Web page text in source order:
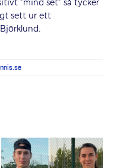
”mind set” så tycker
sett ur ett